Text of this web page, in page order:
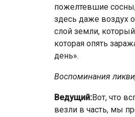
пожелтевшие
здесь даже воздух
слой земли,
которая опять
день».
Воспоминания
Ведущий:Вот, что
везли в часть, мы